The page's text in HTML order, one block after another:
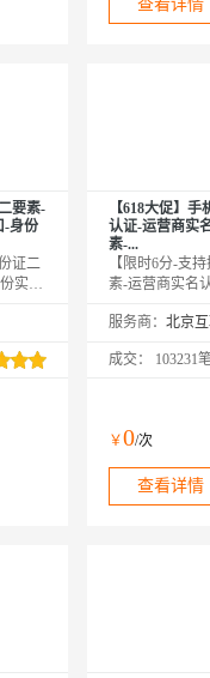
查看详情
要素-
-身份
证二
实名
实
别、
【618大促】
认证-运营商实
素-...
【限时6分-支
素-运营商实名
营商三要素-手
名认证-手机二
电 【支持携号
二要素验证】
服务商：
成交： 103231
￥0/次
查看详情